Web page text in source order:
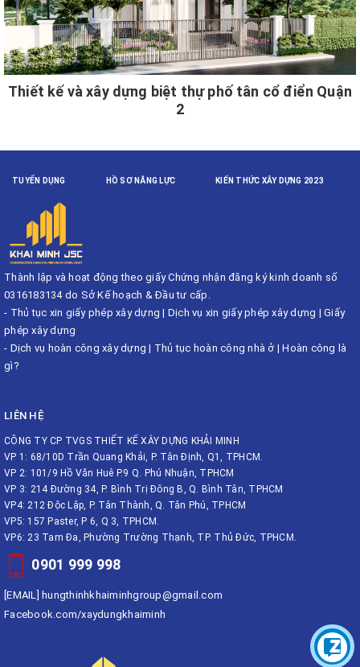
Thiết kế và xây dựng biệt thự phố tân cổ điển Quận
2
TUYỂN DỤNG HỒ SƠ NĂNG LỰC KIẾN THỨC XÂY DỰNG 2023
Thành lập và hoạt động theo giấy Chứng nhận đăng ký kinh doanh số
0316183134 do Sở Kế hoạch & Đầu tư cấp.
- Thủ tục xin giấy phép xây dựng | Dịch vụ xin giấy phép xây dựng | Giấy
phép xây dựng
- Dịch vụ hoàn công xây dựng | Thủ tục hoàn công nhà ở |Hoàn công là
gì?
LIÊN HỆ
CÔNG TY CP TVGS THIẾT KẾ XÂY DỰNG KHẢI MINH
VP 1: 68/10D Trần Quang Khải, P. Tân Định, Q1, TPHCM.
VP 2: 101/9 Hồ Văn Huê P.9 Q. Phú Nhuận, TPHCM
VP 3: 214 Đường 34, P. Bình Trị Đông B, Q. Bình Tân, TPHCM
VP4: 212 Độc Lập, P. Tân Thành, Q. Tân Phú, TPHCM
VP5: 157 Paster, P 6, Q 3, TPHCM.
VP6: 23 Tam Đa, Phường Trường Thạnh, TP. Thủ Đức, TPHCM.
0901 999 998
[EMAIL] hungthinhkhaiminhgroup@gmail.com
Facebook.com/xaydungkhaiminh